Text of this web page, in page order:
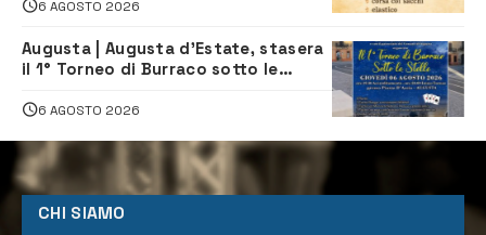
iscriversi
6 AGOSTO 2026
Augusta | Augusta d’Estate, stasera
il 1° Torneo di Burraco sotto le
6 AGOSTO 2026
CHI SIAMO